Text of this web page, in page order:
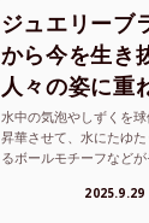
ジュエリーブ
から今を生き
人々の姿に重
水中の気泡やしずくを
昇華させて、水にたゆ
るボールモチーフなど
2025.9.29